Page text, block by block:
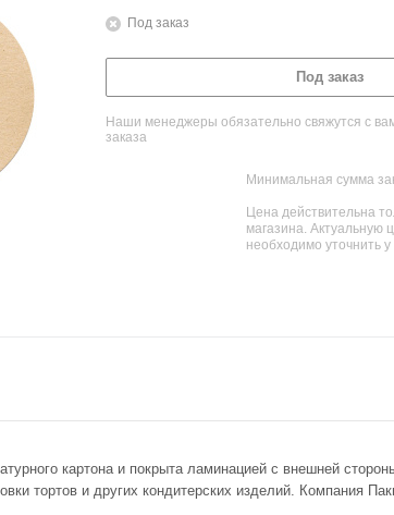
Под заказ
Под заказ
Наши менеджеры обязательно свяжутся с
заказа
Минимальная сумма
Цена действительна
магазина. Актуальную
необходимо уточнить
картона и покрыта ламинацией с внешней
тортов и других кондитерских изделий. Компания